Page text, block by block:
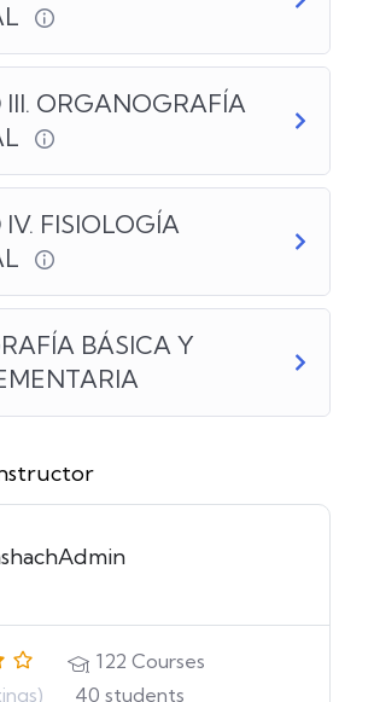
ORGANOGRAFÍA
FISIOLOGÍA
BÁSICA Y
122 Courses
40 students